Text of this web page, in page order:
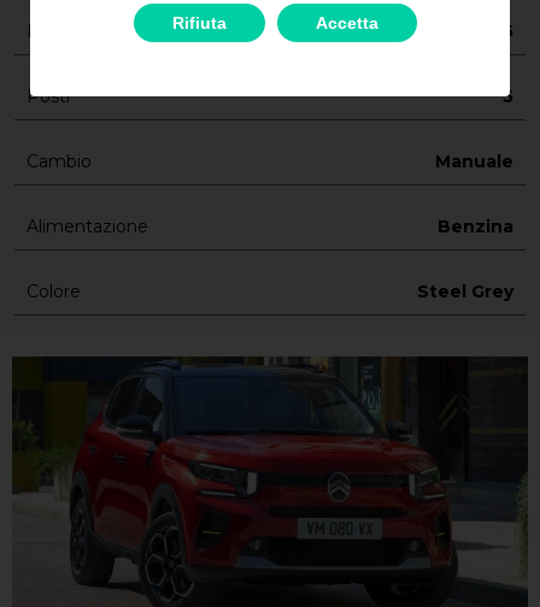
5
Posti 5
Cambio Manuale
Alimentazione Benzina
Colore Steel Grey
Rifiuta Accetta